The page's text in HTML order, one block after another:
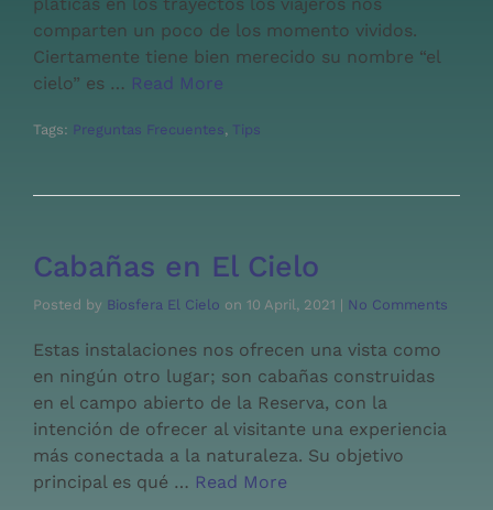
comparten un poco de los momento vividos.
Ciertamente tiene bien merecido su nombre “el
cielo” es … Read More
Tags: Preguntas Frecuentes, Tips
Cabañas en El Cielo
Posted by Biosfera El Cielo on 10 April, 2021 | No Comments
Estas instalaciones nos ofrecen una vista como
en ningún otro lugar; son cabañas construidas
en el campo abierto de la Reserva, con la
intención de ofrecer al visitante una experiencia
más conectada a la naturaleza. Su objetivo
principal es qué … Read More